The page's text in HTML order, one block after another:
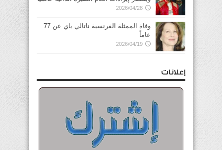
2026/04/28
وفاة الممثلة الفرنسية ناتالي باي عن 77
عاماً
2026/04/19
إعلانات